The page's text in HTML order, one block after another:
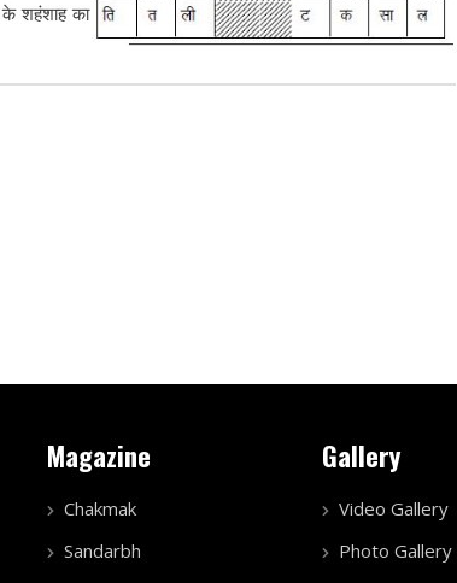
के शहंशाह का
Magazine
Chakmak
Sandarbh
Gallery
Video Gallery
Photo Gallery